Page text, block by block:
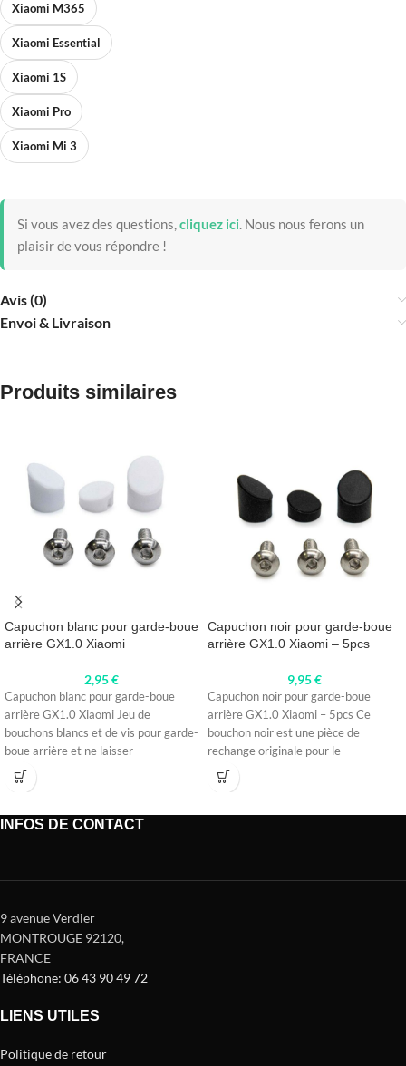
Xiaomi M365
Xiaomi Essential
Xiaomi 1S
Xiaomi Pro
Xiaomi Mi 3
Si vous avez des questions,cliquez ici. Nous nous ferons un
plaisir de vous répondre !
Avis (0)
Envoi & Livraison
Produits similaires
Capuchon blanc pour garde-boue
arrière GX1.0 Xiaomi
2,95€
Capuchon blanc pour garde-boue
arrière GX1.0 Xiaomi Jeu de
bouchons blancs et de vis pour garde-
boue arrière et ne laisser
Capuchon noir pour garde-boue
arrière GX1.0 Xiaomi – 5pcs
9,95€
Capuchon noir pour garde-boue
arrière GX1.0 Xiaomi – 5pcs Ce
bouchon noir est une pièce de
rechange originale pour le
INFOS DE CONTACT
9 avenue Verdier
MONTROUGE 92120,
FRANCE
Téléphone: 06 43 90 49 72
LIENS UTILES
Politique de retour